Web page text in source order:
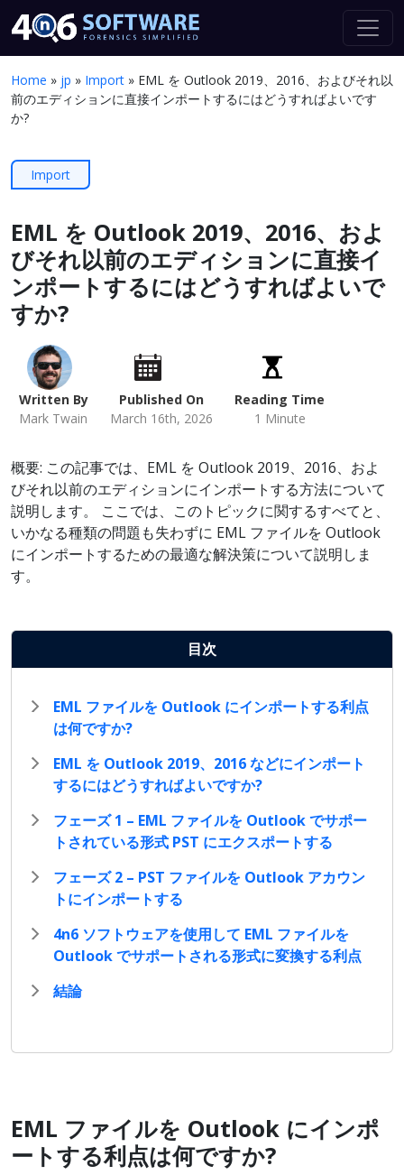
Home » jp » Import » EML を Outlook 2019、2016、およびそれ以
前のエディションに直接インポートするにはどうすればよいです
か?
Import
EML を Outlook 2019、2016、およ
びそれ以前のエディションに直接イ
ンポートするにはどうすればよいで
すか?
Written By
Mark Twain
Published On
March 16th, 2026
Reading Time
1 Minute
概要: この記事では、EML を Outlook 2019、2016、およ
びそれ以前のエディションにインポートする方法について
説明します。 ここでは、このトピックに関するすべてと、
いかなる種類の問題も失わずに EML ファイルを Outlook
にインポートするための最適な解決策について説明しま
す。
目次
EML ファイルを Outlook にインポートする利点
は何ですか?
EML を Outlook 2019、2016 などにインポート
するにはどうすればよいですか?
フェーズ 1 – EML ファイルを Outlook でサポー
トされている形式 PST にエクスポートする
フェーズ 2 – PST ファイルを Outlook アカウン
トにインポートする
4n6 ソフトウェアを使用して EML ファイルを
Outlook でサポートされる形式に変換する利点
結論
EML ファイルを Outlook にインポ
ートする利点は何ですか?